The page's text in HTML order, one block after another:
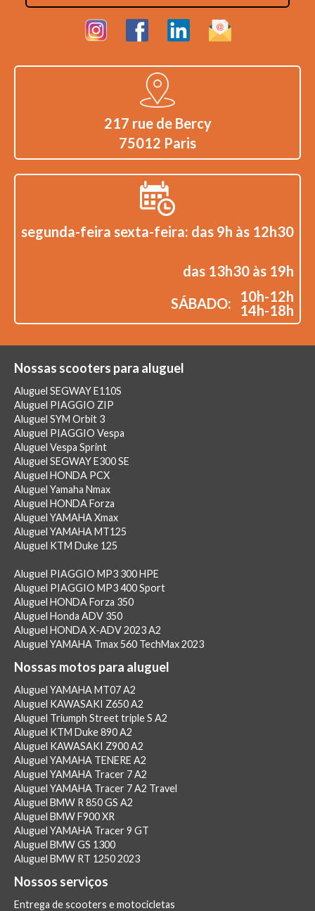
217 rue de Bercy
75012 Paris
segunda-feira sexta-feira: das 9h às 12h30
das 13h30 às 19h
SÁBADO:
10h-12h
14h-18h
Nossas scooters para aluguel
Aluguel SEGWAY E110S
Aluguel PIAGGIO ZIP
Aluguel SYM Orbit 3
Aluguel PIAGGIO Vespa
Aluguel Vespa Sprint
Aluguel SEGWAY E300 SE
Aluguel HONDA PCX
Aluguel Yamaha Nmax
Aluguel HONDA Forza
Aluguel YAMAHA Xmax
Aluguel YAMAHA MT125
Aluguel KTM Duke 125
Aluguel PIAGGIO MP3 300 HPE
Aluguel PIAGGIO MP3 400 Sport
Aluguel HONDA Forza 350
Aluguel Honda ADV 350
Aluguel HONDA X-ADV 2023 A2
Aluguel YAMAHA Tmax 560 TechMax 2023
Nossas motos para aluguel
Aluguel YAMAHA MT07 A2
Aluguel KAWASAKI Z650 A2
Aluguel Triumph Street triple S A2
Aluguel KTM Duke 890 A2
Aluguel KAWASAKI Z900 A2
Aluguel YAMAHA TENERE A2
Aluguel YAMAHA Tracer 7 A2
Aluguel YAMAHA Tracer 7 A2 Travel
Aluguel BMW R 850 GS A2
Aluguel BMW F900 XR
Aluguel YAMAHA Tracer 9 GT
Aluguel BMW GS 1300
Aluguel BMW RT 1250 2023
Nossos serviços
Entrega de scooters e motocicletas